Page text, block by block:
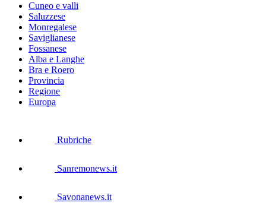
Cuneo e valli
Saluzzese
Monregalese
Saviglianese
Fossanese
Alba e Langhe
Bra e Roero
Provincia
Regione
Europa
Rubriche
Sanremonews.it
Savonanews.it